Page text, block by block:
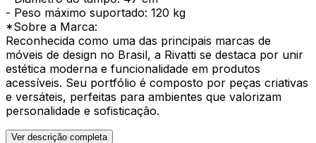
- Peso máximo suportado: 120 kg
*Sobre a Marca:
Reconhecida como uma das principais marcas de
móveis de design no Brasil, a Rivatti se destaca por unir
estética moderna e funcionalidade em produtos
acessíveis. Seu portfólio é composto por peças criativas
e versáteis, perfeitas para ambientes que valorizam
personalidade e sofisticação.
Ver descrição completa